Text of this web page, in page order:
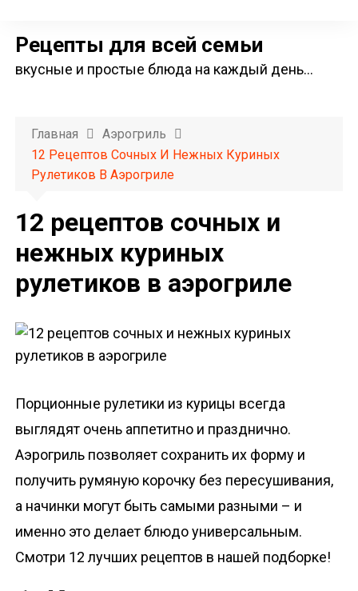
Рецепты для всей семьи
вкусные и простые блюда на каждый день…
Главная
Аэрогриль
12 Рецептов Сочных И Нежных Куриных
Рулетиков В Аэрогриле
12 рецептов сочных и
нежных куриных
рулетиков в аэрогриле
Порционные рулетики из курицы всегда
выглядят очень аппетитно и празднично.
Аэрогриль позволяет сохранить их форму и
получить румяную корочку без пересушивания,
а начинки могут быть самыми разными – и
именно это делает блюдо универсальным.
Смотри 12 лучших рецептов в нашей подборке!